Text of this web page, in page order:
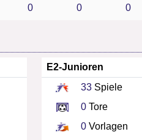
0 0 0
E2-Junioren
33 Spiele
0 Tore
0 Vorlagen